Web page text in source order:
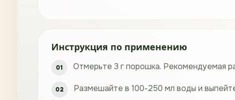
Инструкция по применению
Отмерьте 3 г порошка. Рекомендуемая
Размешайте в 100-250 мл воды и